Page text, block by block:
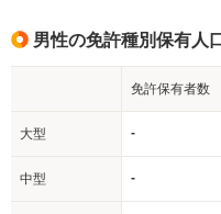
男性の免許種別保有人口
免許保有者数
大型 -
中型 -